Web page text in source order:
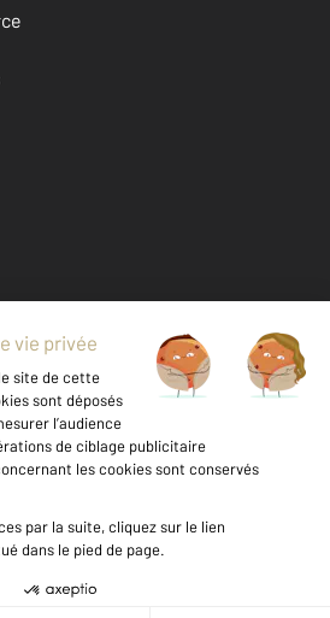
CGU et Barèmes d'honoraires
personnelles
des cookies
autour de MONTBELIARD (25200)